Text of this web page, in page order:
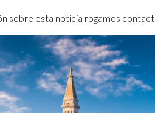
sobre esta noticia rogamos